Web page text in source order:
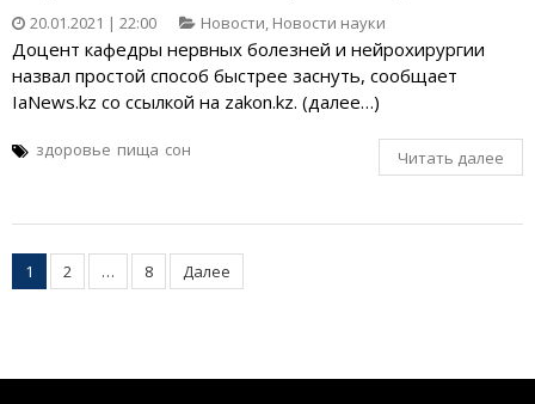
20.01.2021 | 22:00 Новости, Новости науки
Доцент кафедры нервных болезней и нейрохирургии
назвал простой способ быстрее заснуть, сообщает
IaNews.kz со ссылкой на zakon.kz. (далее…)
здоровье пища сон Читать далее
Пагинация
1 2 … 8 Далее